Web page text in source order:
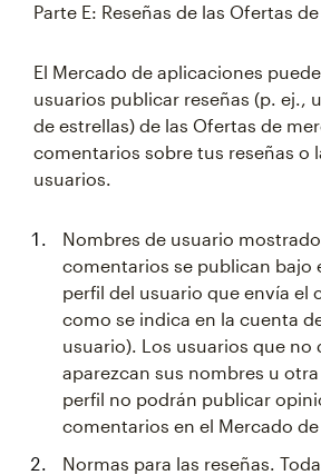
Parte E: Reseñas de las Ofertas
El Mercado de aplicaciones
usuarios publicar reseñas (p. ej.,
de estrellas) de las Ofertas de
comentarios sobre tus reseñas o
usuarios.
Nombres de usuario
comentarios se publican bajo
perfil del usuario que envía el
como se indica en la cuenta
usuario). Los usuarios que no
aparezcan sus nombres u
perfil no podrán publicar
comentarios en el Mercado
Normas para las reseñas.